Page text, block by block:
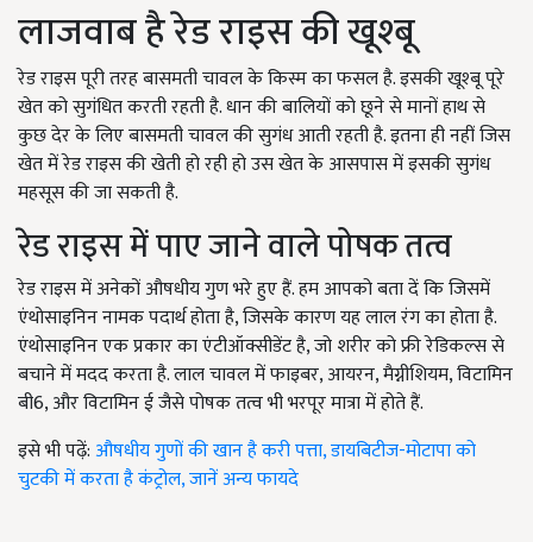
लाजवाब है रेड राइस की खूश्बू
रेड राइस पूरी तरह बासमती चावल के किस्म का फसल है. इसकी खूश्बू पूरे
खेत को सुगंधित करती रहती है. धान की बालियों को छूने से मानों हाथ से
कुछ देर के लिए बासमती चावल की सुगंध आती रहती है. इतना ही नहीं जिस
खेत में रेड राइस की खेती हो रही हो उस खेत के आसपास में इसकी सुगंध
महसूस की जा सकती है.
रेड राइस में पाए जाने वाले पोषक तत्व
रेड राइस में अनेकों औषधीय गुण भरे हुए हैं. हम आपको बता दें कि जिसमें
एंथोसाइनिन नामक पदार्थ होता है, जिसके कारण यह लाल रंग का होता है.
एंथोसाइनिन एक प्रकार का एंटीऑक्सीडेंट है, जो शरीर को फ्री रेडिकल्स से
बचाने में मदद करता है. लाल चावल में फाइबर, आयरन, मैग्नीशियम, विटामिन
बी6, और विटामिन ई जैसे पोषक तत्व भी भरपूर मात्रा में होते हैं.
इसे भी पढ़ें:औषधीय गुणों की खान है करी पत्ता, डायबिटीज-मोटापा को
चुटकी में करता है कंट्रोल, जानें अन्य फायदे